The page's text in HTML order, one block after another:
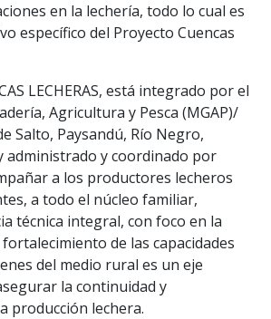
en la lechería, todo lo cual es
específico del Proyecto Cuencas
LECHERAS, está integrado por el
Agricultura y Pesca (MGAP)/
Salto, Paysandú, Río Negro,
administrado y coordinado por
a los productores lecheros
a todo el núcleo familiar,
técnica integral, con foco en la
de las capacidades
del medio rural es un eje
la continuidad y
producción lechera.